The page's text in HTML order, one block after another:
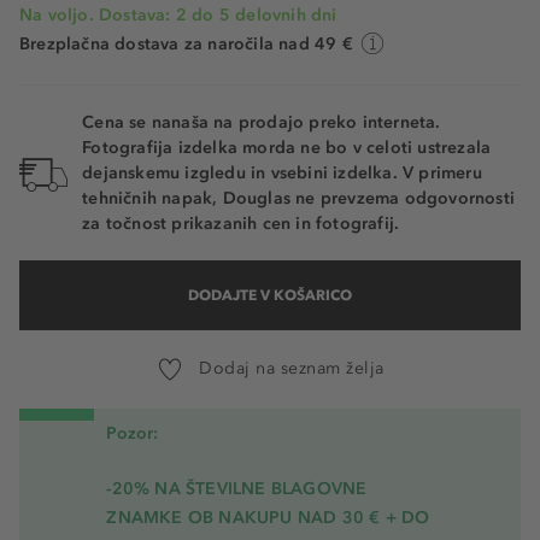
Na voljo. Dostava: 2 do 5 delovnih dni
Brezplačna dostava za naročila nad 49 €
Cena se nanaša na prodajo preko interneta.
Fotografija izdelka morda ne bo v celoti ustrezala
dejanskemu izgledu in vsebini izdelka. V primeru
tehničnih napak, Douglas ne prevzema odgovornosti
za točnost prikazanih cen in fotografij.
DODAJTE V KOŠARICO
Dodaj na seznam želja
Pozor:
-20% NA ŠTEVILNE BLAGOVNE
ZNAMKE OB NAKUPU NAD 30 € + DO